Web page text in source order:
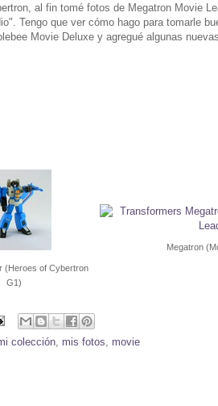
al fin tomé fotos de Megatron Movie
Tengo que ver cómo hago para tomarle
Movie Deluxe y agregué algunas
(Heroes of Cybertron
G1)
Megatron
colección mis fotos movie